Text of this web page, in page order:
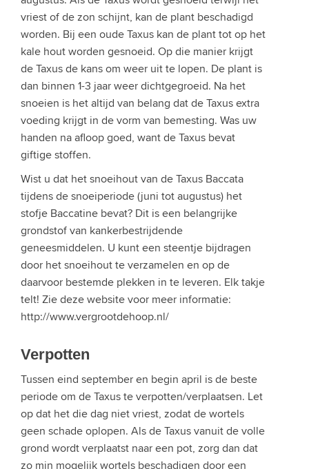
vriest of de zon schijnt, kan de plant beschadigd
worden. Bij een oude Taxus kan de plant tot op het
kale hout worden gesnoeid. Op die manier krijgt
de Taxus de kans om weer uit te lopen. De plant is
dan binnen 1-3 jaar weer dichtgegroeid. Na het
snoeien is het altijd van belang dat de Taxus extra
voeding krijgt in de vorm van bemesting. Was uw
handen na afloop goed, want de Taxus bevat
giftige stoffen.
Wist u dat het snoeihout van de Taxus Baccata
tijdens de snoeiperiode (juni tot augustus) het
stofje Baccatine bevat? Dit is een belangrijke
grondstof van kankerbestrijdende
geneesmiddelen. U kunt een steentje bijdragen
door het snoeihout te verzamelen en op de
daarvoor bestemde plekken in te leveren. Elk takje
telt! Zie deze website voor meer informatie:
http://www.vergrootdehoop.nl/
Verpotten
Tussen eind september en begin april is de beste
periode om de Taxus te verpotten/verplaatsen. Let
op dat het die dag niet vriest, zodat de wortels
geen schade oplopen. Als de Taxus vanuit de volle
grond wordt verplaatst naar een pot, zorg dan dat
zo min mogelijk wortels beschadigen door een